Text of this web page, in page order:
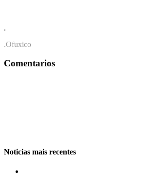
.
.Ofuxico
Comentarios
Noticias mais recentes